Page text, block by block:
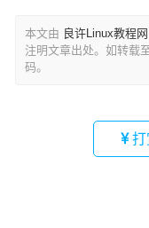
本文由 良许Linux教程网
注明文章出处。如转载
码。
打